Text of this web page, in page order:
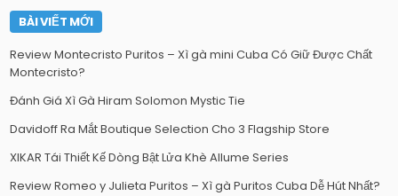
BÀI VIẾT MỚI
Review Montecristo Puritos – Xì gà mini Cuba Có Giữ Được Chất
Montecristo?
Đánh Giá Xì Gà Hiram Solomon Mystic Tie
Davidoff Ra Mắt Boutique Selection Cho 3 Flagship Store
XIKAR Tái Thiết Kế Dòng Bật Lửa Khè Allume Series
Review Romeo y Julieta Puritos – Xì gà Puritos Cuba Dễ Hút Nhất?